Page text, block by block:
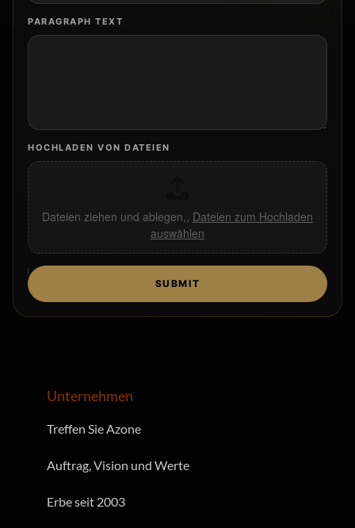
PARAGRAPH TEXT
HOCHLADEN VON DATEIEN
Dateien ziehen und ablegen,, Dateien zum Hochladen
auswählen
SUBMIT
Unternehmen
Treffen Sie Azone
Auftrag, Vision und Werte
Erbe seit 2003